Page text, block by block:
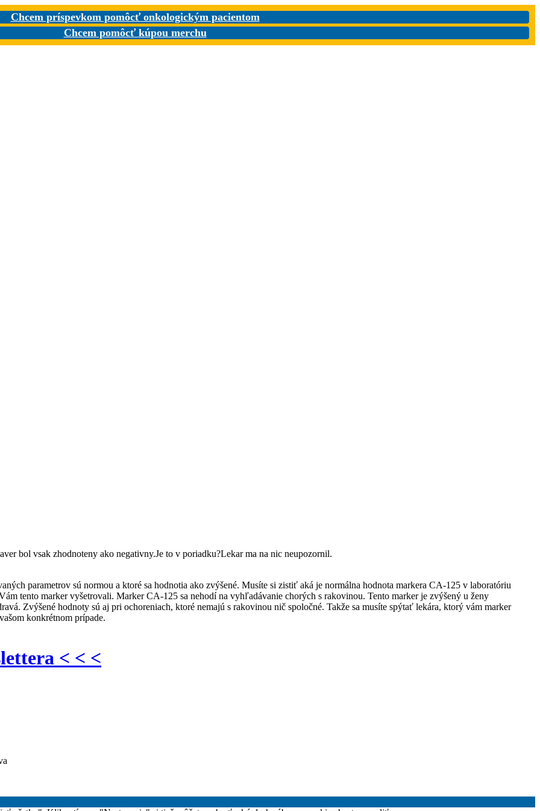
Chcem príspevkom pomôcť onkologickým pacientom
Chcem pomôcť kúpou merchu
bol vsak zhodnoteny ako negativny.Je to v poriadku?Lekar ma na nic neupozornil.
parametrov sú normou a ktoré sa hodnotia ako zvýšené. Musíte si zistiť aká je normálna hodnota markera CA-125 v laboratóriu
tento marker vyšetrovali. Marker CA-125 sa nehodí na vyhľadávanie chorých s rakovinou. Tento marker je zvýšený u ženy
Zvýšené hodnoty sú aj pri ochoreniach, ktoré nemajú s rakovinou nič spoločné. Takže sa musíte spýtať lekára, ktorý vám marker
konkrétnom prípade.
< < <